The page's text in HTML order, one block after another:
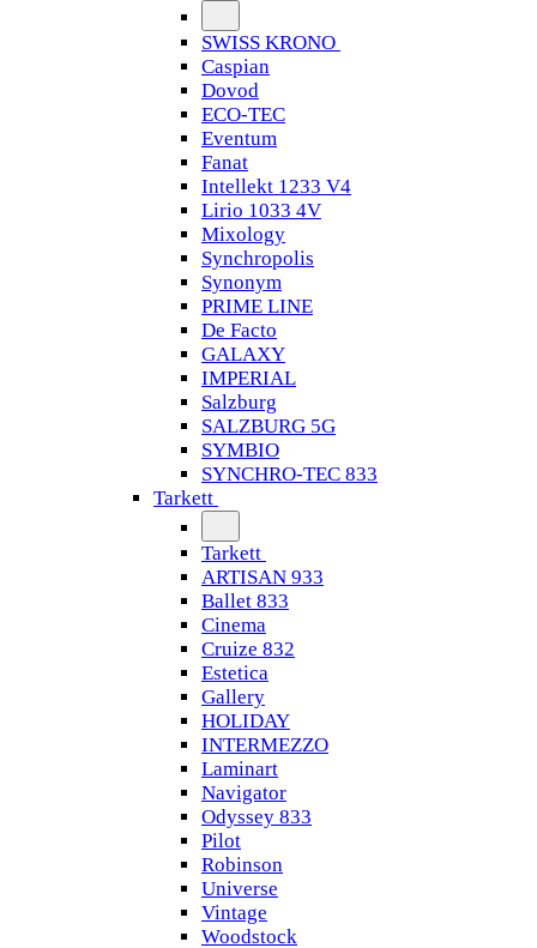
SWISS KRONO
Caspian
Dovod
ECO-TEC
Eventum
Fanat
Intellekt 1233 V4
Lirio 1033 4V
Mixology
Synchropolis
Synonym
PRIME LINE
De Facto
GALAXY
IMPERIAL
Salzburg
SALZBURG 5G
SYMBIO
SYNCHRO-TEC 833
Tarkett
Tarkett
ARTISAN 933
Ballet 833
Cinema
Cruize 832
Estetica
Gallery
HOLIDAY
INTERMEZZO
Laminart
Navigator
Odyssey 833
Pilot
Robinson
Universe
Vintage
Woodstock